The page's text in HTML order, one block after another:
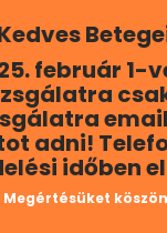
február 1-
adni!
időben
Megértésüket